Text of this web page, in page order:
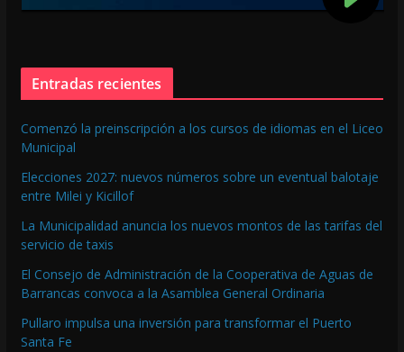
Entradas recientes
Comenzó la preinscripción a los cursos de idiomas en el Liceo
Municipal
Elecciones 2027: nuevos números sobre un eventual balotaje
entre Milei y Kicillof
La Municipalidad anuncia los nuevos montos de las tarifas del
servicio de taxis
El Consejo de Administración de la Cooperativa de Aguas de
Barrancas convoca a la Asamblea General Ordinaria
Pullaro impulsa una inversión para transformar el Puerto
Santa Fe